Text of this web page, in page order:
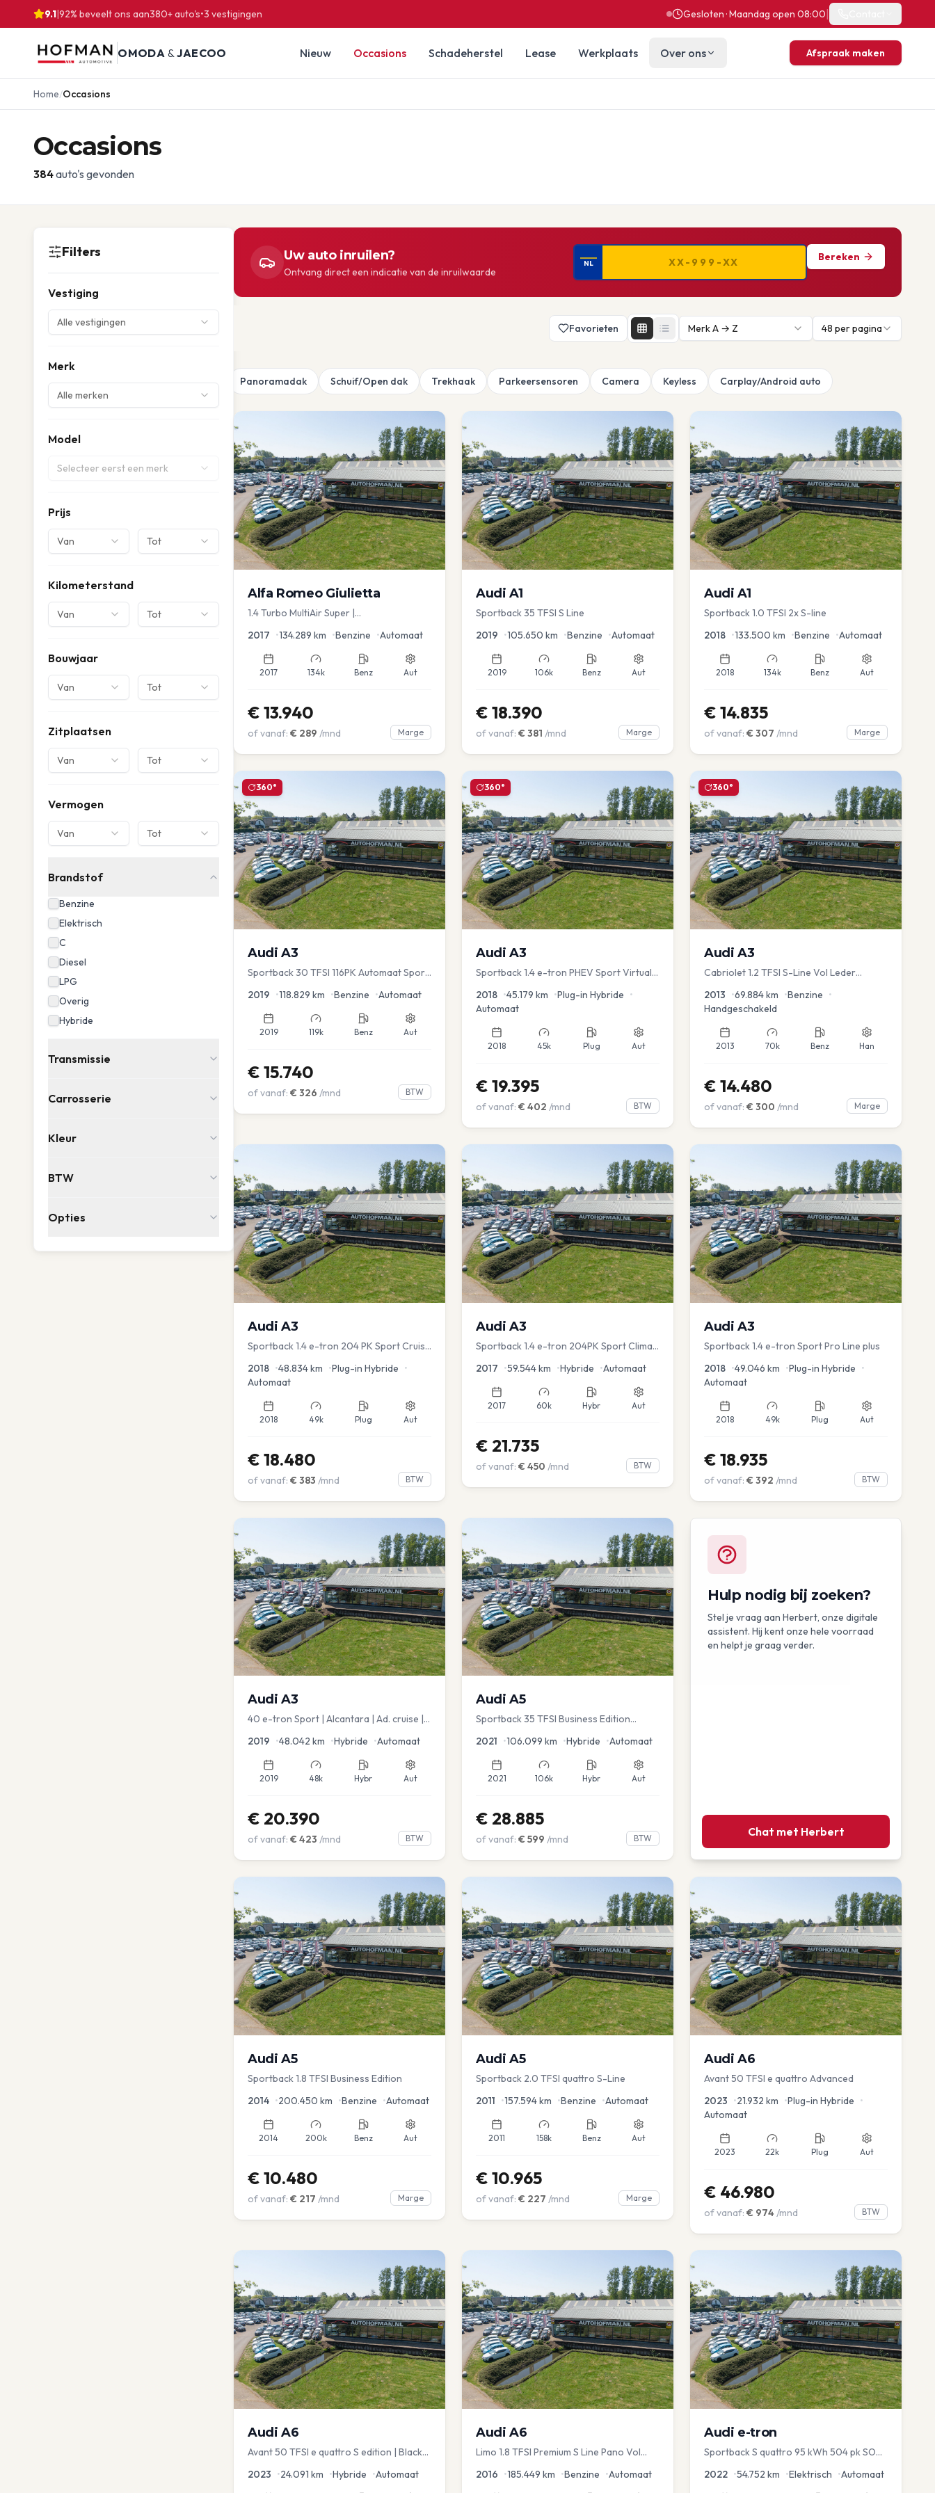
9.1|92% beveelt ons aan380+ auto's•3 vestigingen Gesloten · Maandag open 08:00
OMODA &JAECOO Nieuw Occasions Schadeherstel Lease Werkplaats Over ons Afspraak maken
Home/Occasions
Occasions
384auto's gevonden
Filters
Vestiging
Alle vestigingen
Merk
Alle merken
Model
Selecteer eerst een merk
Prijs
Van Tot
Kilometerstand
Van Tot
Bouwjaar
Van Tot
Zitplaatsen
Van Tot
Vermogen
Van Tot
Brandstof
Benzine
Elektrisch
C
Diesel
LPG
Overig
Hybride
Transmissie
Carrosserie
Kleur
BTW
Opties
Uw auto inruilen?
Ontvang direct een indicatie van de inruilwaarde
NL
Bereken
Favorieten Merk A → Z 48 per pagina
Panoramadak Schuif/Open dak Trekhaak Parkeersensoren Camera Keyless Carplay/Android auto
Alfa Romeo Giulietta
1.4 Turbo MultiAir Super |
2017 •134.289 km •Benzine •Automaat
2017 134k Benz Aut
€ 13.940
of vanaf: € 289 /mnd Marge
Audi A1
Sportback 35 TFSI S Line
2019 •105.650 km •Benzine •Automaat
2019 106k Benz Aut
€ 18.390
of vanaf: € 381 /mnd Marge
Audi A1
Sportback 1.0 TFSI 2x S-line
2018 •133.500 km •Benzine •Automaat
2018 134k Benz Aut
€ 14.835
of vanaf: € 307 /mnd Marge
360°
Audi A3
Sportback 30 TFSI 116PK Automaat Sport
2019 •118.829 km •Benzine •Automaat
2019 119k Benz Aut
€ 15.740
of vanaf: € 326 /mnd BTW
360°
Audi A3
Sportback 1.4 e-tron PHEV Sport Virtual
2018 •45.179 km •Plug-in Hybride •
Automaat
2018 45k Plug Aut
€ 19.395
of vanaf: € 402 /mnd BTW
360°
Audi A3
Cabriolet 1.2 TFSI S-Line Vol Leder
2013 •69.884km •Benzine •
Handgeschakeld
2013 70k Benz Han
€ 14.480
of vanaf: € 300 /mnd Marge
Audi A3
Sportback 1.4 e-tron 204 PK Sport Cruise
2018 •48.834km •Plug-in Hybride •
Automaat
2018 49k Plug Aut
€ 18.480
of vanaf: € 383 /mnd BTW
Audi A3
Sportback 1.4 e-tron 204PK Sport Clima
2017 •59.544km •Hybride •Automaat
2017 60k Hybr Aut
€ 21.735
of vanaf: € 450 /mnd BTW
Audi A3
Sportback 1.4 e-tron Sport Pro Line plus
2018 •49.046 km •Plug-in Hybride •
Automaat
2018 49k Plug Aut
€ 18.935
of vanaf: € 392 /mnd BTW
Audi A3
40 e-tron Sport | Alcantara | Ad. cruise |
2019 •48.042 km •Hybride •Automaat
2019 48k Hybr Aut
€ 20.390
of vanaf: € 423 /mnd BTW
Audi A5
Sportback 35 TFSI Business Edition
2021 •106.099 km •Hybride •Automaat
2021 106k Hybr Aut
€ 28.885
of vanaf: € 599 /mnd BTW
Hulp nodig bij zoeken?
Stel je vraag aan Herbert, onze digitale
assistent. Hij kent onze hele voorraad
en helpt je graag verder.
Chat met Herbert
Audi A5
Sportback 1.8 TFSI Business Edition
2014 •200.450 km •Benzine •Automaat
2014 200k Benz Aut
€ 10.480
of vanaf: € 217 /mnd Marge
Audi A5
Sportback 2.0 TFSI quattro S-Line
2011 •157.594km •Benzine •Automaat
2011 158k Benz Aut
€ 10.965
of vanaf: € 227 /mnd Marge
Audi A6
Avant 50 TFSI e quattro Advanced
2023 •21.932 km •Plug-in Hybride •
Automaat
2023 22k Plug Aut
€ 46.980
of vanaf: € 974 /mnd BTW
Audi A6
Avant 50 TFSI e quattro S edition | Black
Virtual
2023 •24.091 km •Hybride •Automaat
Audi A6
Limo 1.8 TFSI Premium S Line Pano Vol
aKlep
2016 •185.449 km •Benzine •Automaat
Audi e-tron
Sportback S quattro 95 kWh 504 pk SOH
klep Memory Seat
2022 •54.752 km •Elektrisch •Automaat